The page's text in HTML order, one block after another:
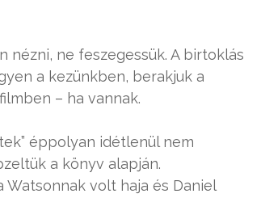
ne feszegessük. A birtoklás
a kezünkben, berakjuk a
– ha vannak.
éppolyan idétlenül nem
a könyv alapján.
volt haja és Daniel